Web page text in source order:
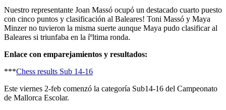
Nuestro representante Joan Massó ocupó un destacado cuarto puesto
con cinco puntos y clasificación al Baleares! Toni Massó y Maya
Minzer no tuvieron la misma suerte aunque Maya pudo clasificar al
Baleares si triunfaba en la íºltima ronda.
Enlace con emparejamientos y resultados:
***Chess results Sub 14-16
Este viernes 2-feb comenzó la categorí­a Sub14-16 del Campeonato
de Mallorca Escolar.